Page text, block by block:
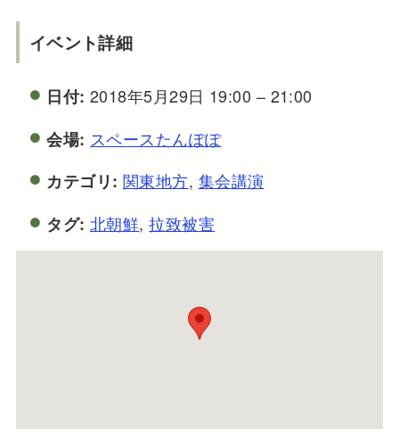
イベント詳細
日付: 2018年5月29日 19:00 – 21:00
会場: スペースたんぽぽ
カテゴリ: 関東地方, 集会講演
タグ: 北朝鮮,拉致被害